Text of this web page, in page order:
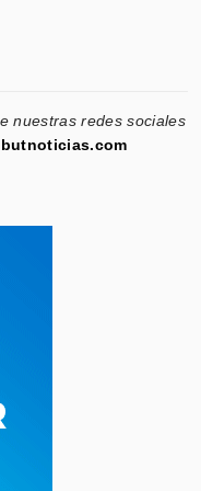
nuestras redes sociales